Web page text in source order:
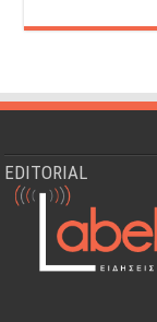
EDITORIAL